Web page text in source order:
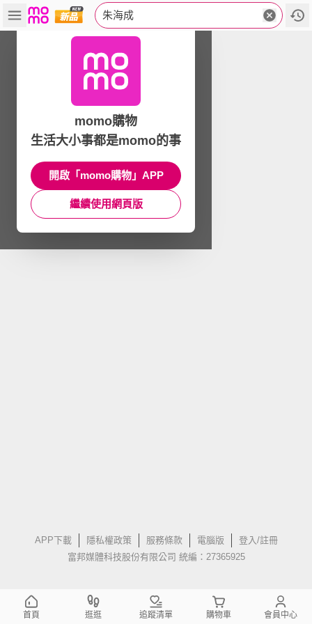
朱海成
APP下載 隱私權政策 服務條款 電腦版
登入/註冊
富邦媒體科技股份有限公司 統編：27365925
momo購物
生活大小事都是momo的事
開啟「momo購物」APP
繼續使用網頁版
首頁 逛逛 追蹤清單 購物車 會員中心